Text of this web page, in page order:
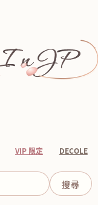
VIP 限定 DECOLE